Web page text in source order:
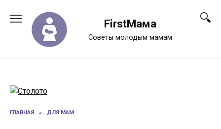
содержанию
FirstМама
Советы молодым мамам
ГЛАВНАЯ » ДЛЯ МАМ